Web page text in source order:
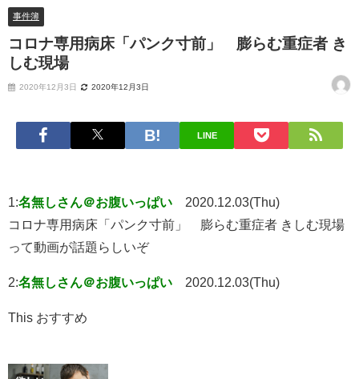
事件簿
コロナ専用病床「パンク寸前」 膨らむ重症者 き
しむ現場
2020年12月3日 2020年12月3日
LINE
1:名無しさん＠お腹いっぱい
2020.12.03(Thu)
コロナ専用病床「パンク寸前」 膨らむ重症者 きしむ現場
って動画が話題らしいぞ
2:名無しさん＠お腹いっぱい 2020.12.03(Thu)
This おすすめ